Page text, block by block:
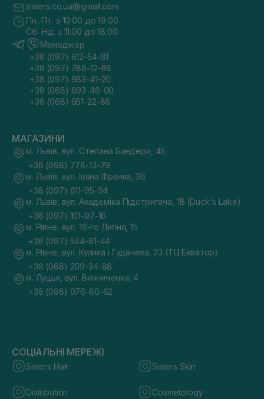
sisters.co.ua@gmail.com
Пн.-Пт. з 10:00 до 19:00
Сб.-Нд. з 11:00 до 18:00
Менеджер
+38 (097) 612-54-81
+38 (097) 788-12-88
+38 (097) 983-41-20
+38 (068) 693-46-00
+38 (068) 951-22-86
МАГАЗИНИ
м. Львів, вул. Степана Бандери, 45
+38 (098) 778-13-79
м. Львів, вул. Івана Франка, 36
+38 (097) 611-95-94
м. Львів, вул. Академіка Підстригача, 1В (Duck's Lake)
+38 (097) 101-97-16
м. Рівне, вул. 16-го Липня, 15
+38 (097) 544-61-44
м. Рівне, вул. Кулика і Гудачека, 23 (ТЦ Екватор)
+38 (068) 209-34-88
м. Луцьк, вул. Винниченка, 4
+38 (098) 076-60-62
СОЦІАЛЬНІ МЕРЕЖІ
Sisters Hair Sisters Skin
Distribution Cosmetology